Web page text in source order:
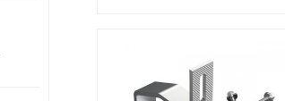
fotovoltaica y cochera es la más
No solo cumple todas las